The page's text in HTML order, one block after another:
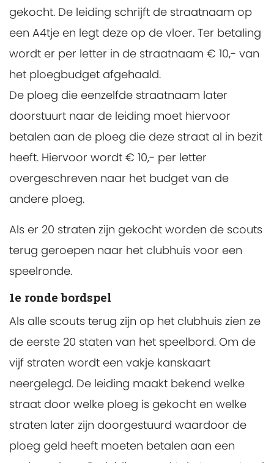
gekocht. De leiding schrijft de straatnaam op
een A4tje en legt deze op de vloer. Ter betaling
wordt er per letter in de straatnaam € 10,- van
het ploegbudget afgehaald.
De ploeg die eenzelfde straatnaam later
doorstuurt naar de leiding moet hiervoor
betalen aan de ploeg die deze straat al in bezit
heeft. Hiervoor wordt € 10,- per letter
overgeschreven naar het budget van de
andere ploeg.
Als er 20 straten zijn gekocht worden de scouts
terug geroepen naar het clubhuis voor een
speelronde.
1e ronde bordspel
Als alle scouts terug zijn op het clubhuis zien ze
de eerste 20 staten van het speelbord. Om de
vijf straten wordt een vakje kanskaart
neergelegd. De leiding maakt bekend welke
straat door welke ploeg is gekocht en welke
straten later zijn doorgestuurd waardoor de
ploeg geld heeft moeten betalen aan een